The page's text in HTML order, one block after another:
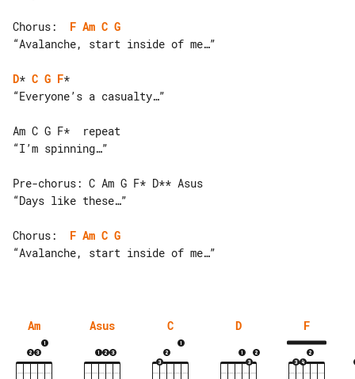
Chorus: F Am C G
“Avalanche, start inside of me…”
D* C G F*
“Everyone’s a casualty…”
Am C G F*  repeat
“I’m spinning…”
Pre-chorus: C Am G F* D** Asus
“Days like these…”
Chorus: F Am C G
“Avalanche, start inside of me…”
Am Asus C D F